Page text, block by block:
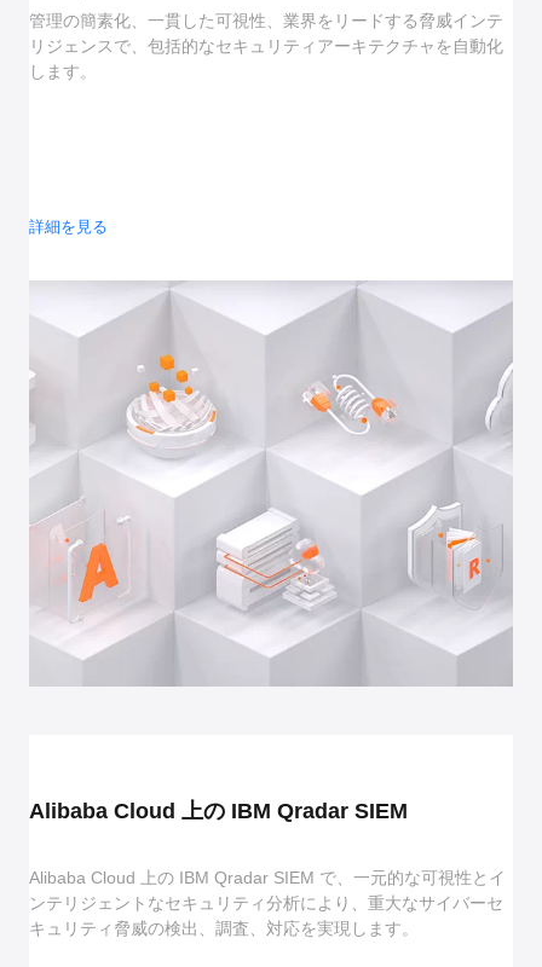
管理の簡素化、一貫した可視性、業界をリードする脅威インテ
リジェンスで、包括的なセキュリティアーキテクチャを自動化
します。
詳細を見る
Alibaba Cloud 上の IBM Qradar SIEM
Alibaba Cloud 上の IBM Qradar SIEM で、一元的な可視性とイ
ンテリジェントなセキュリティ分析により、重大なサイバーセ
キュリティ脅威の検出、調査、対応を実現します。